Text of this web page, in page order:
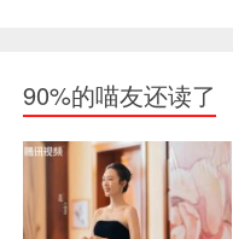
90%的喵友还读了